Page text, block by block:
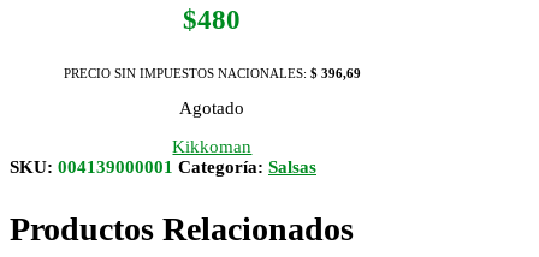
$480
PRECIO SIN IMPUESTOS NACIONALES: $ 396,69
Agotado
Kikkoman
SKU: 004139000001 Categoría: Salsas
Productos Relacionados